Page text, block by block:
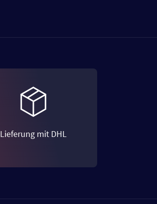
Lieferung mit DHL